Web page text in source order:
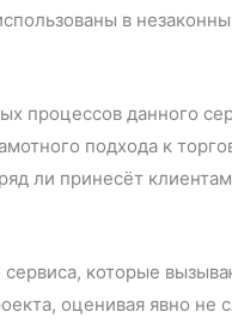
в
процессов данного
подхода к
ли принесёт
которые
оценивая явно